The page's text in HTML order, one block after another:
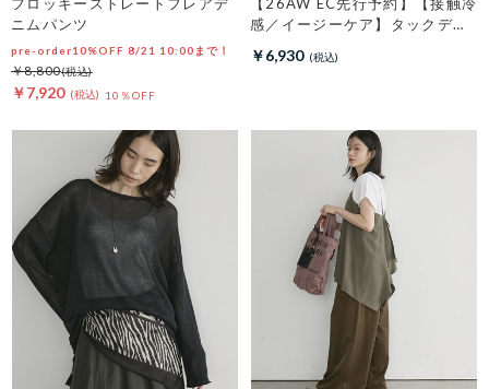
ニムパンツ
pre-order10%OFF 8/21 10:00まで！
￥7,920 10％OFF
￥8,800
感／イージーケア】タックデザ
￥6,930